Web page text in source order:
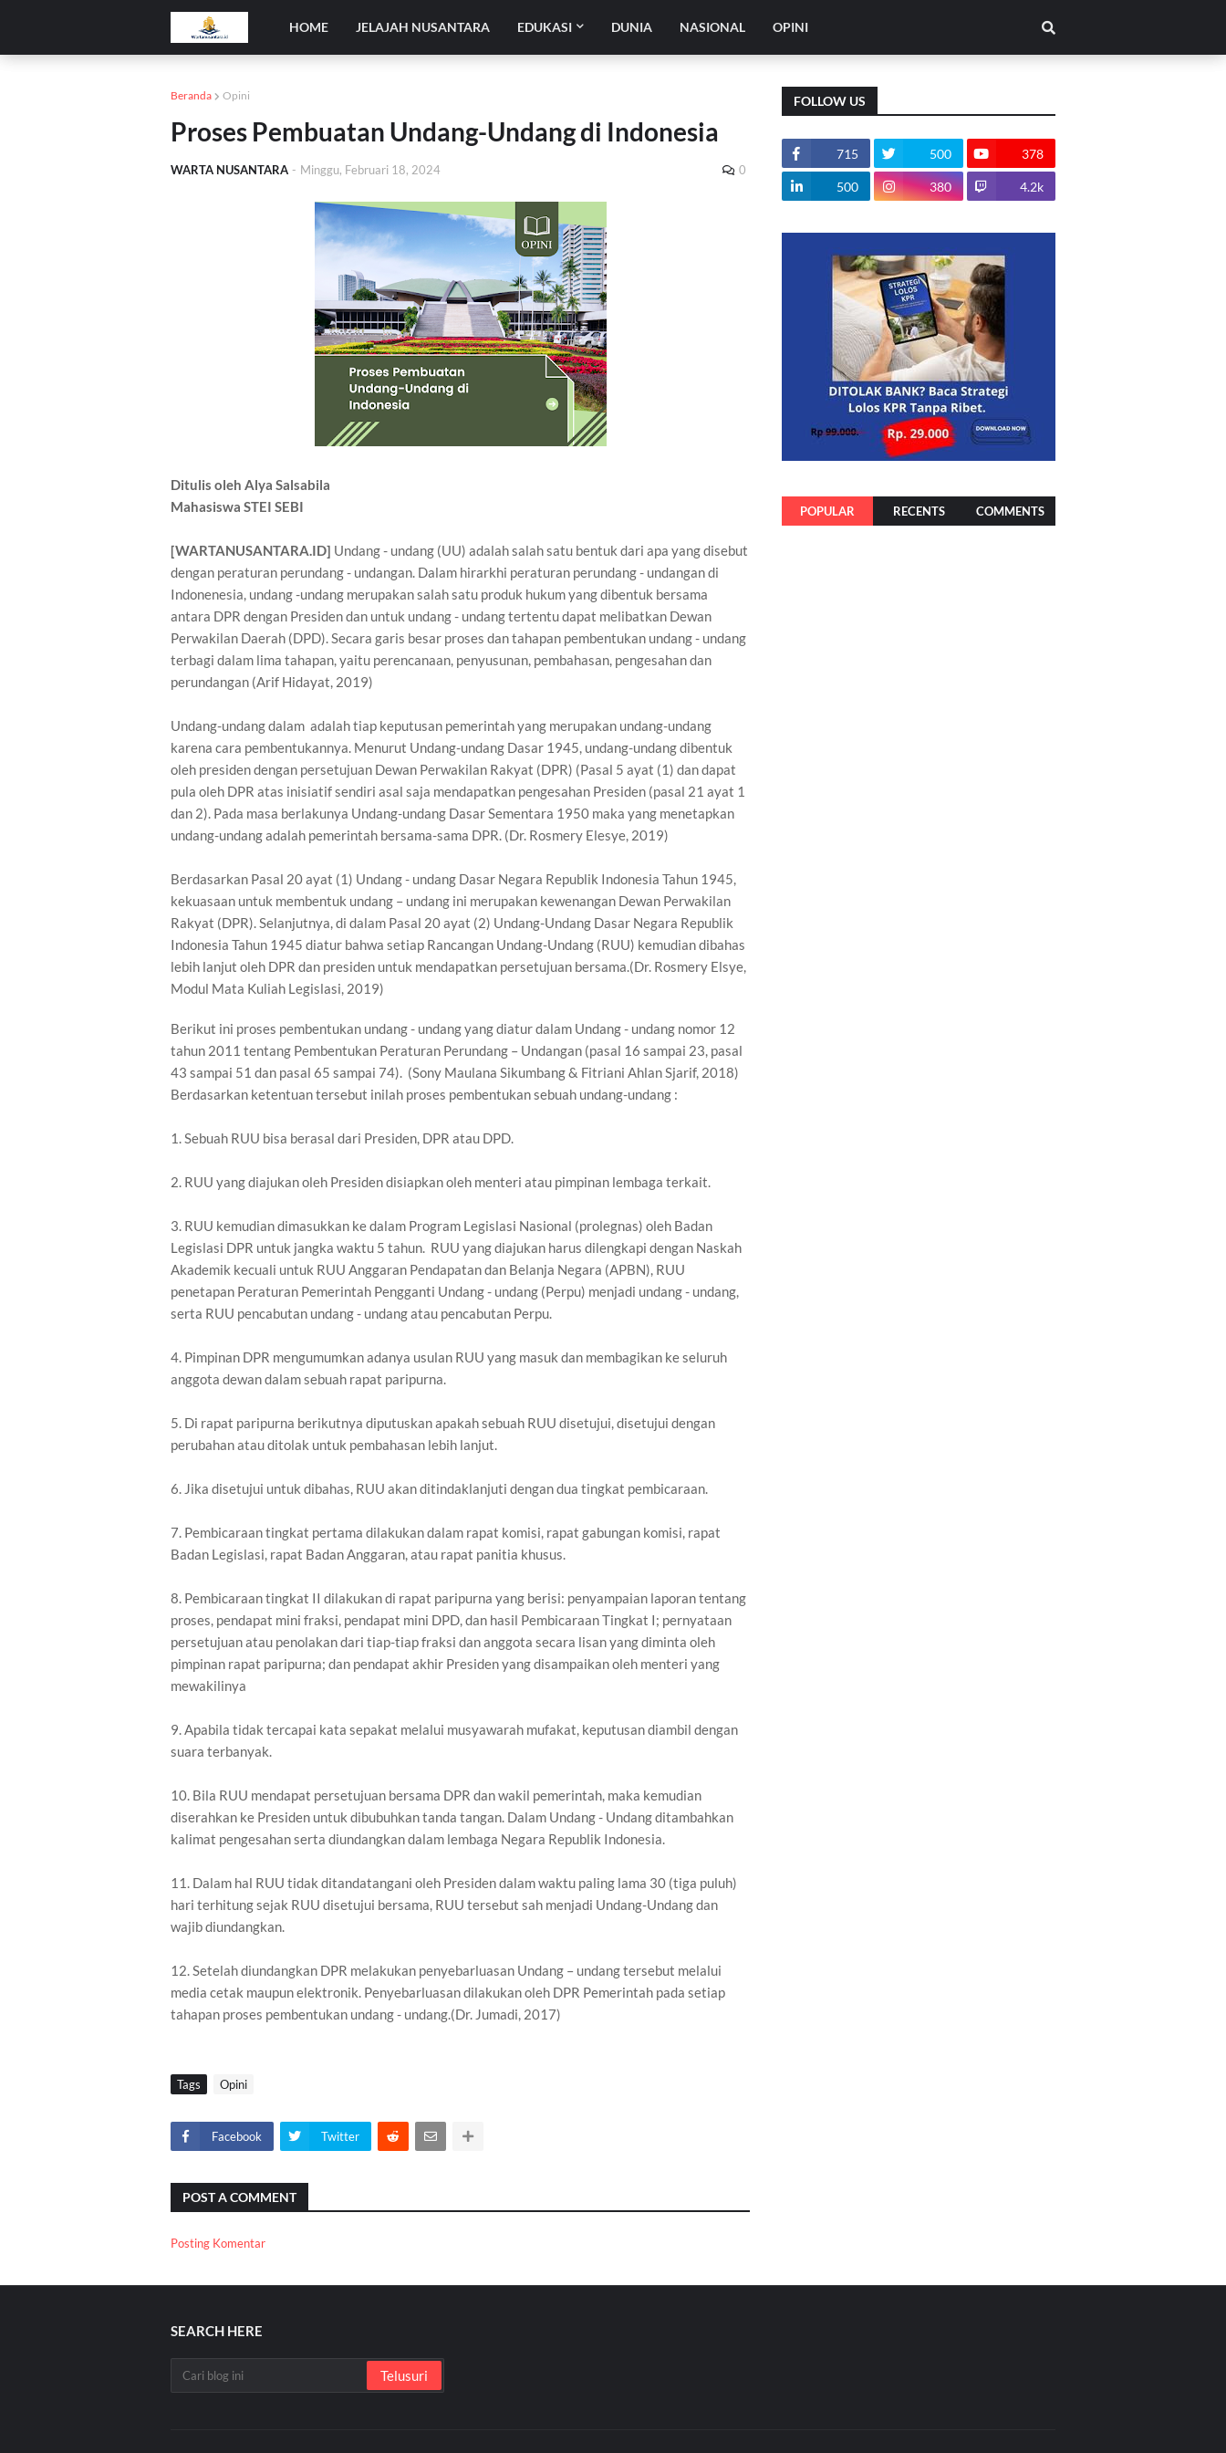
HOME JELAJAH NUSANTARA EDUKASI DUNIA NASIONAL OPINI
Beranda Opini
Proses Pembuatan Undang-Undang di Indonesia
WARTA NUSANTARA - Minggu, Februari 18, 2024 0
Ditulis oleh Alya Salsabila
Mahasiswa STEI SEBI
[WARTANUSANTARA.ID] Undang - undang (UU) adalah salah satu bentuk dari apa yang disebut
dengan peraturan perundang - undangan. Dalam hirarkhi peraturan perundang - undangan di
Indonenesia, undang -undang merupakan salah satu produk hukum yang dibentuk bersama
antara DPR dengan Presiden dan untuk undang - undang tertentu dapat melibatkan Dewan
Perwakilan Daerah (DPD). Secara garis besar proses dan tahapan pembentukan undang - undang
terbagi dalam lima tahapan, yaitu perencanaan, penyusunan, pembahasan, pengesahan dan
perundangan (Arif Hidayat, 2019)
Undang-undang dalam adalah tiap keputusan pemerintah yang merupakan undang-undang
karena cara pembentukannya. Menurut Undang-undang Dasar 1945, undang-undang dibentuk
oleh presiden dengan persetujuan Dewan Perwakilan Rakyat (DPR) (Pasal 5 ayat (1) dan dapat
pula oleh DPR atas inisiatif sendiri asal saja mendapatkan pengesahan Presiden (pasal 21 ayat 1
dan 2). Pada masa berlakunya Undang-undang Dasar Sementara 1950 maka yang menetapkan
undang-undang adalah pemerintah bersama-sama DPR. (Dr. Rosmery Elesye, 2019)
Berdasarkan Pasal 20 ayat (1) Undang - undang Dasar Negara Republik Indonesia Tahun 1945,
kekuasaan untuk membentuk undang – undang ini merupakan kewenangan Dewan Perwakilan
Rakyat (DPR). Selanjutnya, di dalam Pasal 20 ayat (2) Undang-Undang Dasar Negara Republik
Indonesia Tahun 1945 diatur bahwa setiap Rancangan Undang-Undang (RUU) kemudian dibahas
lebih lanjut oleh DPR dan presiden untuk mendapatkan persetujuan bersama.(Dr. Rosmery Elsye,
Modul Mata Kuliah Legislasi, 2019)
Berikut ini proses pembentukan undang - undang yang diatur dalam Undang - undang nomor 12
tahun 2011 tentang Pembentukan Peraturan Perundang – Undangan (pasal 16 sampai 23, pasal
43 sampai 51 dan pasal 65 sampai 74). (Sony Maulana Sikumbang & Fitriani Ahlan Sjarif, 2018)
Berdasarkan ketentuan tersebut inilah proses pembentukan sebuah undang-undang :
1. Sebuah RUU bisa berasal dari Presiden, DPR atau DPD.
2. RUU yang diajukan oleh Presiden disiapkan oleh menteri atau pimpinan lembaga terkait.
3. RUU kemudian dimasukkan ke dalam Program Legislasi Nasional (prolegnas) oleh Badan
Legislasi DPR untuk jangka waktu 5 tahun. RUU yang diajukan harus dilengkapi dengan Naskah
Akademik kecuali untuk RUU Anggaran Pendapatan dan Belanja Negara (APBN), RUU
penetapan Peraturan Pemerintah Pengganti Undang - undang (Perpu) menjadi undang - undang,
serta RUU pencabutan undang - undang atau pencabutan Perpu.
4. Pimpinan DPR mengumumkan adanya usulan RUU yang masuk dan membagikan ke seluruh
anggota dewan dalam sebuah rapat paripurna.
5. Di rapat paripurna berikutnya diputuskan apakah sebuah RUU disetujui, disetujui dengan
perubahan atau ditolak untuk pembahasan lebih lanjut.
6. Jika disetujui untuk dibahas, RUU akan ditindaklanjuti dengan dua tingkat pembicaraan.
7. Pembicaraan tingkat pertama dilakukan dalam rapat komisi, rapat gabungan komisi, rapat
Badan Legislasi, rapat Badan Anggaran, atau rapat panitia khusus.
8. Pembicaraan tingkat II dilakukan di rapat paripurna yang berisi: penyampaian laporan tentang
proses, pendapat mini fraksi, pendapat mini DPD, dan hasil Pembicaraan Tingkat I; pernyataan
persetujuan atau penolakan dari tiap-tiap fraksi dan anggota secara lisan yang diminta oleh
pimpinan rapat paripurna; dan pendapat akhir Presiden yang disampaikan oleh menteri yang
mewakilinya
9. Apabila tidak tercapai kata sepakat melalui musyawarah mufakat, keputusan diambil dengan
suara terbanyak.
10. Bila RUU mendapat persetujuan bersama DPR dan wakil pemerintah, maka kemudian
diserahkan ke Presiden untuk dibubuhkan tanda tangan. Dalam Undang - Undang ditambahkan
kalimat pengesahan serta diundangkan dalam lembaga Negara Republik Indonesia.
11. Dalam hal RUU tidak ditandatangani oleh Presiden dalam waktu paling lama 30 (tiga puluh)
hari terhitung sejak RUU disetujui bersama, RUU tersebut sah menjadi Undang-Undang dan
wajib diundangkan.
12. Setelah diundangkan DPR melakukan penyebarluasan Undang – undang tersebut melalui
media cetak maupun elektronik. Penyebarluasan dilakukan oleh DPR Pemerintah pada setiap
tahapan proses pembentukan undang - undang.(Dr. Jumadi, 2017)
Tags Opini
Facebook Twitter
POST A COMMENT
Posting Komentar
FOLLOW US
715 500 378
500 380 4.2k
POPULAR RECENTS COMMENTS
SEARCH HERE